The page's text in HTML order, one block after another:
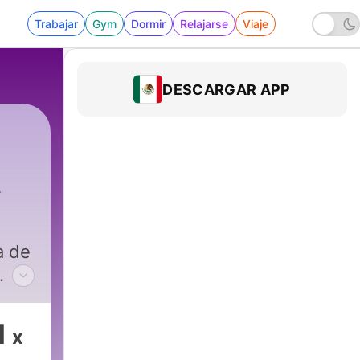
Trabajar Gym Dormir Relajarse Viaje
de
x
DESCARGAR APP